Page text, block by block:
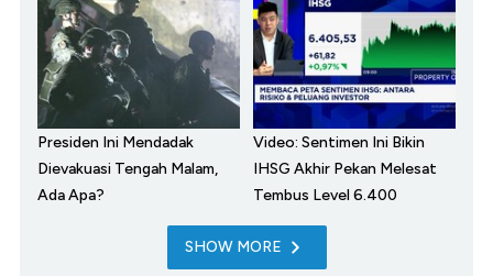
Presiden Ini Mendadak
Dievakuasi Tengah Malam,
Ada Apa?
Video: Sentimen Ini Bikin
IHSG Akhir Pekan Melesat
Tembus Level 6.400
SHOW MORE